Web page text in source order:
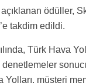
ödüller,
takdim edildi.
Türk Hava
denetlemeler
Yolları, müşteri